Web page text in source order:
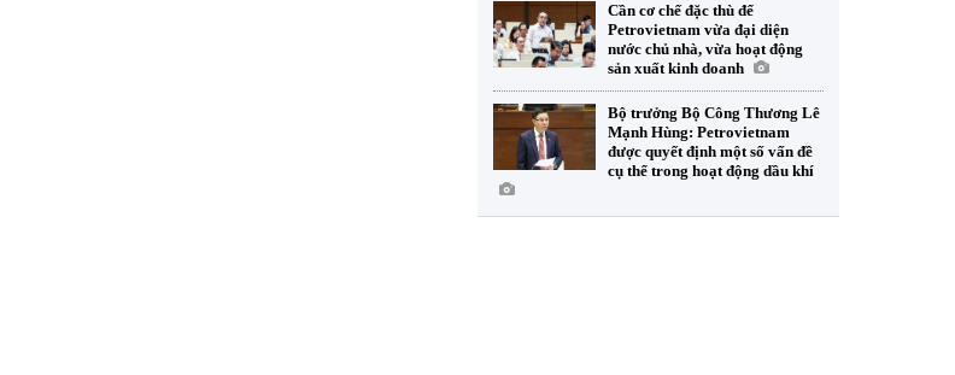
Cần cơ chế đặc thù để
Petrovietnam vừa đại diện
nước chủ nhà, vừa hoạt động
sản xuất kinh doanh
Bộ trưởng Bộ Công Thương Lê
Mạnh Hùng: Petrovietnam
được quyết định một số vấn đề
cụ thể trong hoạt động dầu khí